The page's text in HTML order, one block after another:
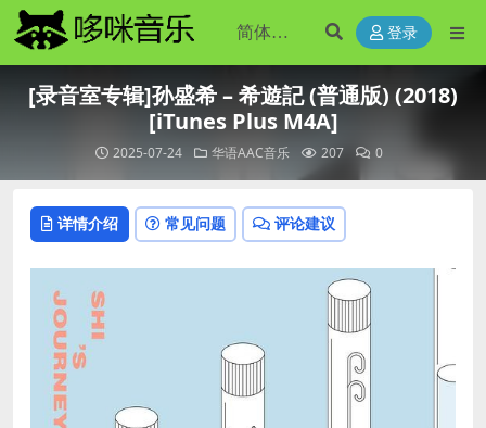
登录
[录音室专辑]孙盛希 – 希遊記 (普通版) (2018)
[iTunes Plus M4A]
2025-07-24 华语AAC音乐 207 0
详情介绍 常见问题 评论建议